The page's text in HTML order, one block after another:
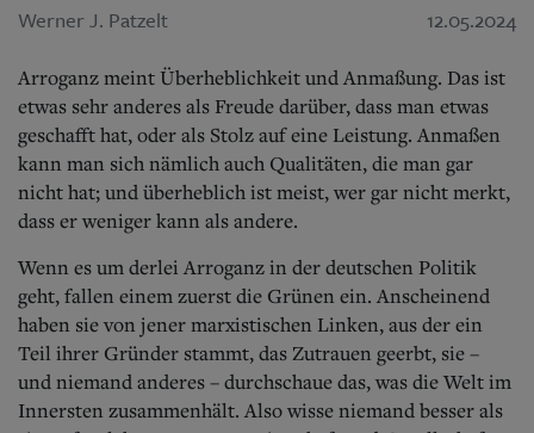
Start
Wer wir sind
Aktuelle Ausgabe
Abonnenten-Login
Abonnent werden
Abo Prämien
Archiv
Mediadaten
Danzig und Westpreußen
Bücher
Kontakt
Impressum
Datenschutz
Werner J. Patzelt 12.05.2024
Arroganz meint Überheblichkeit und Anmaßung. Das ist
etwas sehr anderes als Freude darüber, dass man etwas
geschafft hat, oder als Stolz auf eine Leistung. Anmaßen
kann man sich nämlich auch Qualitäten, die man gar
nicht hat; und überheblich ist meist, wer gar nicht merkt,
dass er weniger kann als andere.
Wenn es um derlei Arroganz in der deutschen Politik
geht, fallen einem zuerst die Grünen ein. Anscheinend
haben sie von jener marxistischen Linken, aus der ein
Teil ihrer Gründer stammt, das Zutrauen geerbt, sie –
und niemand anderes – durchschaue das, was die Welt im
Innersten zusammenhält. Also wisse niemand besser als